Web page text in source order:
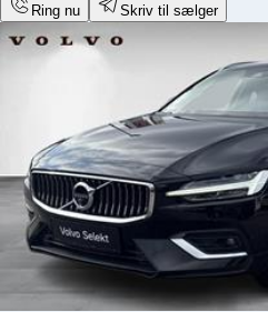
Ring nu Skriv til sælger